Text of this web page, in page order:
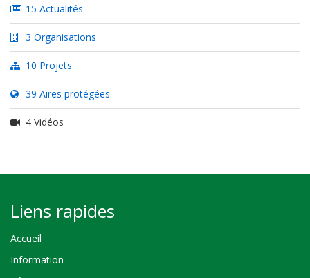
15 Actualités
3 Organisations
10 Projets
39 Aires protégées
4 Vidéos
Liens rapides
Accueil
Information